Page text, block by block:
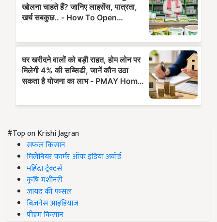
#Top on Krishi Jagran
सफल किसान
मिलेनियर फार्मर ऑफ इंडिया अवॉर्ड
महिंद्रा ट्रैक्टर्स
कृषि मशीनरी
जायद की फसल
बिज़नेस आइडियाज
पीएम किसान